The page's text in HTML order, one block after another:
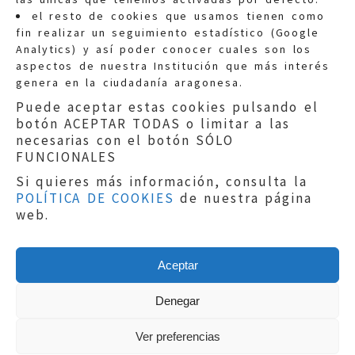
el resto de cookies que usamos tienen como
fin realizar un seguimiento estadístico (Google
Analytics) y así poder conocer cuales son los
aspectos de nuestra Institución que más interés
genera en la ciudadanía aragonesa.
Puede aceptar estas cookies pulsando el
botón ACEPTAR TODAS o limitar a las
necesarias con el botón SÓLO
FUNCIONALES
Si quieres más información, consulta la
POLÍTICA DE COOKIES de nuestra página
web.
Aceptar
Denegar
Ver preferencias
Quejas:quejas@eljusticiadearagon.es
Información general:
informacion@eljusticiadearagon.es
Teléfonos:900 210 210/
Aviso legal|Política de privacidad|
Protección de Datos
Política de cookies
Copyright © 2019El Justicia de Aragón|
Sephor Consulting